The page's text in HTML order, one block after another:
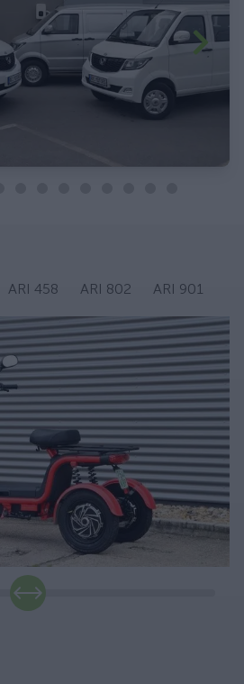
ARI 458 ARI 802 ARI 901